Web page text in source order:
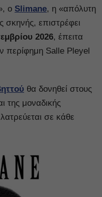
ο Slimane, η «απόλυτη
σκηνής, επιστρέφει
2026, έπειτα
περίφημη Salle Pleyel
θα δονηθεί στους
της μοναδικής
σε κάθε